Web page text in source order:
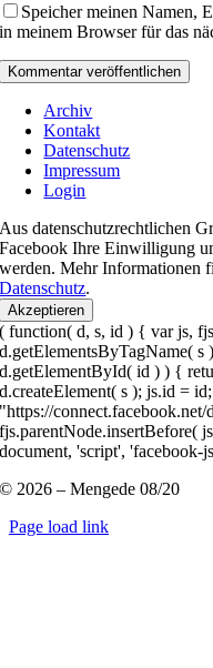
Speicher meinen Namen,
in meinem Browser für das
Archiv
Kontakt
Datenschutz
Impressum
Login
Aus datenschutzrechtlichen
Facebook Ihre Einwilligung
werden. Mehr Informationen
Datenschutz.
Akzeptieren
( function( d, s, id ) { var js,
d.getElementsByTagName( s
d.getElementById( id ) ) {
d.createElement( s ); js.id =
"https://
fjs.parentNode.insertBefore(
document, 'script', 'facebook-
© 2026 – Mengede 08/20
Page load link